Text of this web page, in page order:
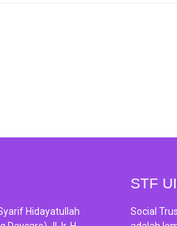
Hidayatullah
STF
Social